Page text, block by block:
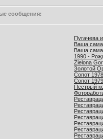
сообщения:
Пугачева
Ваша
Ваша
1990 -
Zielona
Золотой
Сопот
Сопот
Пестрый